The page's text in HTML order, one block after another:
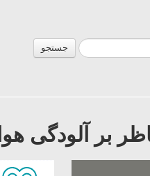
جستجو
بر آلودگی هوا